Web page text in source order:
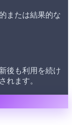
または結果的な
後も利用を続け
れます。